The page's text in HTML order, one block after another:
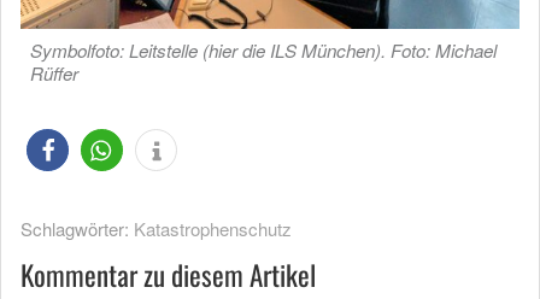
Symbolfoto: Leitstelle (hier die ILS München). Foto: Michael
Rüffer
Schlagwörter: Katastrophenschutz
Kommentar zu diesem Artikel